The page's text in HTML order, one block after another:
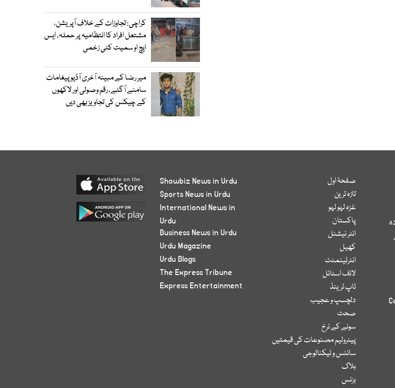
کراچی: تجاوزات کے خلاف آپریشن،
مشتعل افراد کا انتظامیہ پر حملہ، ایس
ایچ او سمیت کئی زخمی
میر رضا کے مبینہ آخری آڈیو پیغامات
سامنے آگئے، رقم وصولی اور لاکھوں
کے چیکس کی تجاویز بھی دیں
صفحۂ اول
تازہ ترین
غزہ لہو لہو
پاکستان
انٹر نیشنل
کھیل
انٹرٹینمنٹ
لائف اسٹائل
ٹاپ ٹرینڈ
دلچسپ و عجیب
صحت
سونے کے نرخ
پیٹرولیم مصنوعات کی قیمتیں
سائنس و ٹیکنالوجی
بلاگ
بزنس
Showbiz News in Urdu
Sports News in Urdu
International News in
Urdu
Business News in Urdu
Urdu Magazine
Urdu Blogs
The Express Tribune
Express Entertainment